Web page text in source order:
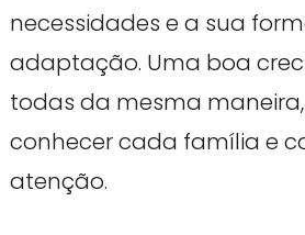
necessidades e a sua
adaptação. Uma boa
todas da mesma
conhecer cada família e
atenção.